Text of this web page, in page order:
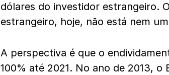
dólares do investidor estrangeiro.
estrangeiro, hoje, não está nem
A perspectiva é que o
100% até 2021. No ano de 2013,